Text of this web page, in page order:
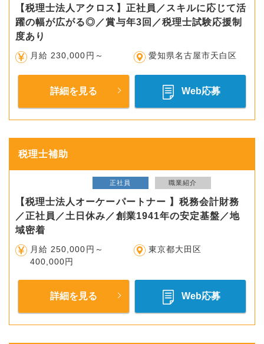
【税理士法人アクロス】正社員／スキルに応じて活
躍の幅が広がる◎／賞与年3回／税理士試験応援制
度あり
月給 230,000円～ 愛知県名古屋市天白区
詳細を見る Web応募
税理士補助
正社員 職業紹介
【税理士法人オーケーパートナー 】税務会計財務
／正社員／土日休み／創業1941年の安定基盤／地
域密着
月給 250,000円～
400,000円
東京都大田区
詳細を見る Web応募